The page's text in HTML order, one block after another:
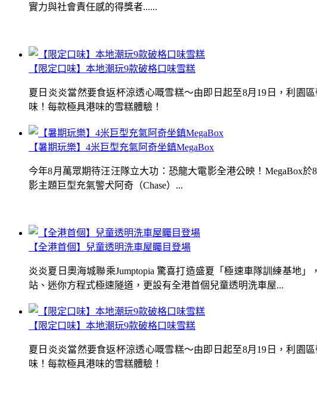
【限定口味】本地潮玩9款破格口味雪糕
夏日炎炎當然要食返杯涼透心嘅雪糕～由即日起至8月19日，利園
味！每款極具港味的雪糕體驗！
【全港首個】兒童透明洗車屋矚目登場
炎炎夏日奧海城聯乘Jumptopia 驚喜打造盛夏「極速車隊訓練基地
站、迷你方程式極速隧道，更設有全港首個兒童透明洗車屋...
實力與社會責任感的得獎者......
【暑期玩樂】4米巨型充氣阿奇坐鎮MegaBox
今年8月萬眾期待汪汪隊立大功：恐龍大電影全港公映！MegaBox
影主題巨型充氣警犬阿奇（Chase）...
【限定口味】本地潮玩9款破格口味雪糕
夏日炎炎當然要食返杯涼透心嘅雪糕～由即日起至8月19日，利園
味！每款極具港味的雪糕體驗！